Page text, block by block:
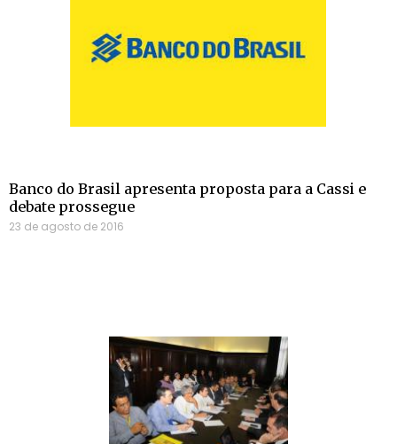
Banco do Brasil apresenta proposta para a Cassi e
debate prossegue
23 de agosto de 2016